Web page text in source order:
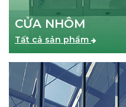
CỬA NHÔM
Tất cả sản phẩm